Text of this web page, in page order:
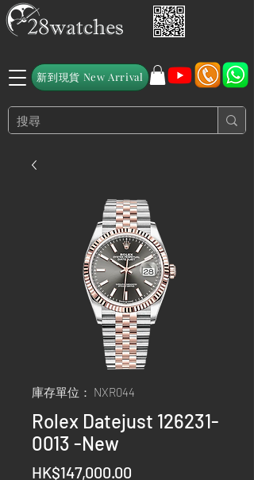
新到現貨 New Arrival
庫存單位： NXR044
Rolex Datejust 126231-
0013 -New
HK$147,000.00